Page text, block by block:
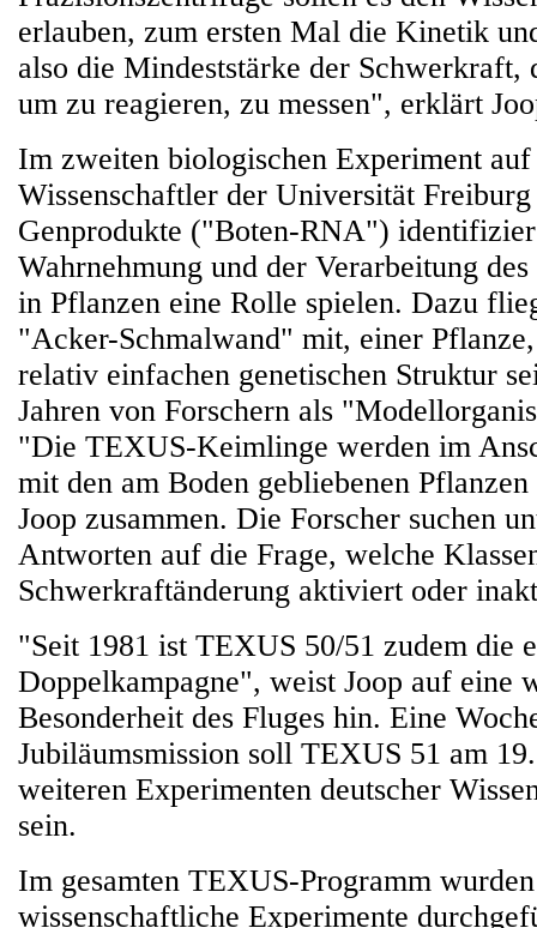
erlauben, zum ersten Mal die Kinetik
also die Mindeststärke der Schwerkraft,
um zu reagieren, zu messen", erklärt
Im zweiten biologischen Experiment
Wissenschaftler der Universität Freiburg
Genprodukte ("Boten-RNA")
Wahrnehmung und der Verarbeitung
in Pflanzen eine Rolle spielen. Dazu
"Acker-Schmalwand" mit, einer
relativ einfachen genetischen Struktur
Jahren von Forschern als
"Die TEXUS-Keimlinge werden im
mit den am Boden gebliebenen
Joop zusammen. Die Forscher suchen
Antworten auf die Frage, welche
Schwerkraftänderung aktiviert oder
"Seit 1981 ist TEXUS 50/51 zudem die
Doppelkampagne", weist Joop auf eine
Besonderheit des Fluges hin. Eine
Jubiläumsmission soll TEXUS 51 am
weiteren Experimenten deutscher
sein.
Im gesamten TEXUS-Programm
wissenschaftliche Experimente